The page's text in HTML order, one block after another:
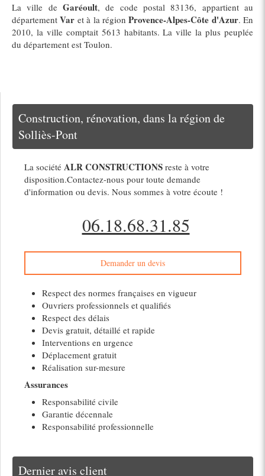
La ville de Garéoult, de code postal 83136, appartient au
départementVar et à la régionProvence-Alpes-Côte d'Azur. En
2010, la ville comptait 5613 habitants. La ville la plus peuplée
du département est Toulon.
Construction, rénovation, dans la région de
Solliès-Pont
La société ALR CONSTRUCTIONS reste à votre
disposition.Contactez-nous pour toute demande
d'information ou devis. Nous sommes à votre écoute !
06.18.68.31.85
Demander un devis
Respect des normes françaises en vigueur
Ouvriers professionnels et qualifiés
Respect des délais
Devis gratuit, détaillé et rapide
Interventions en urgence
Déplacement gratuit
Réalisation sur-mesure
Assurances
Responsabilité civile
Garantie décennale
Responsabilité professionnelle
Dernier avis client